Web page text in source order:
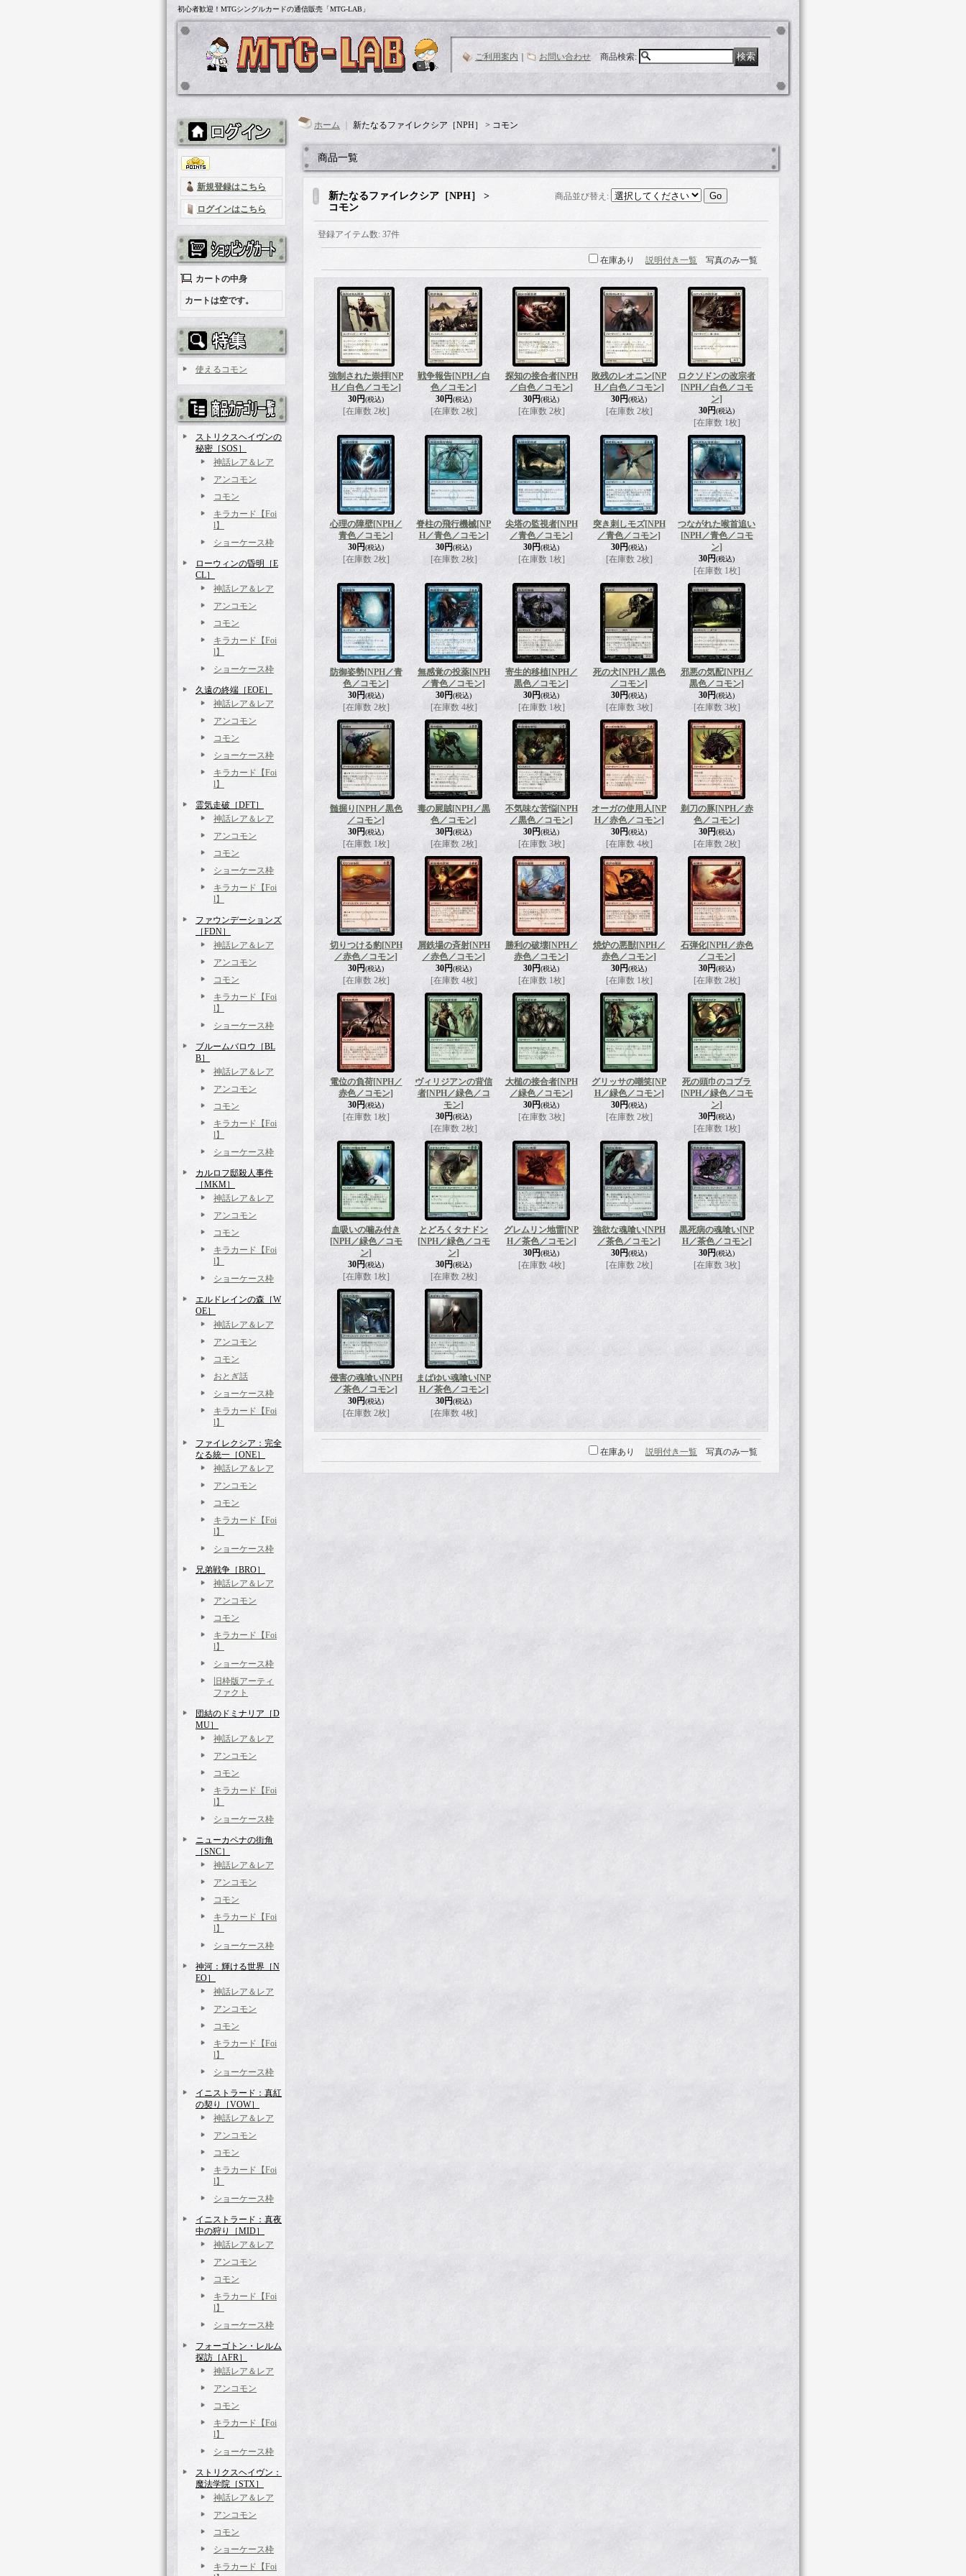
初心者歓迎！MTGシングルカードの通信販売「MTG-LAB」
ご利用案内 お問い合わせ 商品検索:
新規登録はこちら
ログインはこちら
カートの中身
カートは空です。
使えるコモン
ストリクスヘイヴンの
秘密［SOS］
神話レア＆レア
アンコモン
コモン
キラカード【Foi
l】
ショーケース枠
ローウィンの昏明［E
CL］
神話レア＆レア
アンコモン
コモン
キラカード【Foi
l】
ショーケース枠
久遠の終端［EOE］
神話レア＆レア
アンコモン
コモン
ショーケース枠
キラカード【Foi
l】
霊気走破［DFT］
神話レア＆レア
アンコモン
コモン
ショーケース枠
キラカード【Foi
l】
ファウンデーションズ
［FDN］
神話レア＆レア
アンコモン
コモン
キラカード【Foi
l】
ショーケース枠
ブルームバロウ［BL
B］
神話レア＆レア
アンコモン
コモン
キラカード【Foi
l】
ショーケース枠
カルロフ邸殺人事件
［MKM］
神話レア＆レア
アンコモン
コモン
キラカード【Foi
l】
ショーケース枠
エルドレインの森［W
OE］
神話レア＆レア
アンコモン
コモン
おとぎ話
ショーケース枠
キラカード【Foi
l】
ファイレクシア：完全
なる統一［ONE］
神話レア＆レア
アンコモン
コモン
キラカード【Foi
l】
ショーケース枠
兄弟戦争［BRO］
神話レア＆レア
アンコモン
コモン
キラカード【Foi
l】
ショーケース枠
旧枠版アーティ
ファクト
団結のドミナリア［D
MU］
神話レア＆レア
アンコモン
コモン
キラカード【Foi
l】
ショーケース枠
ニューカペナの街角
［SNC］
神話レア＆レア
アンコモン
コモン
キラカード【Foi
l】
ショーケース枠
神河：輝ける世界［N
EO］
神話レア＆レア
アンコモン
コモン
キラカード【Foi
l】
ショーケース枠
イニストラード：真紅
の契り［VOW］
神話レア＆レア
アンコモン
コモン
キラカード【Foi
l】
ショーケース枠
イニストラード：真夜
中の狩り［MID］
神話レア＆レア
アンコモン
コモン
キラカード【Foi
l】
ショーケース枠
フォーゴトン・レルム
探訪［AFR］
神話レア＆レア
アンコモン
コモン
キラカード【Foi
l】
ショーケース枠
ストリクスヘイヴン：
魔法学院［STX］
神話レア＆レア
アンコモン
コモン
ショーケース枠
キラカード【Foi
ホーム 新たなるファイレクシア［NPH］ > コモン
商品一覧
新たなるファイレクシア［NPH］ >
コモン
商品並び替え :
登録アイテム数: 37件
在庫あり 説明付き一覧 写真のみ一覧
強制された崇拝[NP
H／白色／コモン]
30円(税込)
[在庫数 2枚]
戦争報告[NPH／白
色／コモン]
30円(税込)
[在庫数 2枚]
探知の接合者[NPH
／白色／コモン]
30円(税込)
[在庫数 2枚]
敗残のレオニン[NP
H／白色／コモン]
30円(税込)
[在庫数 2枚]
ロクソドンの改宗者
[NPH／白色／コモ
ン]
30円(税込)
[在庫数 1枚]
心理の障壁[NPH／
青色／コモン]
30円(税込)
[在庫数 2枚]
脊柱の飛行機械[NP
H／青色／コモン]
30円(税込)
[在庫数 2枚]
尖塔の監視者[NPH
／青色／コモン]
30円(税込)
[在庫数 1枚]
突き刺しモズ[NPH
／青色／コモン]
30円(税込)
[在庫数 2枚]
つながれた喉首追い
[NPH／青色／コモ
ン]
30円(税込)
[在庫数 1枚]
防御姿勢[NPH／青
色／コモン]
30円(税込)
[在庫数 2枚]
無感覚の投薬[NPH
／青色／コモン]
30円(税込)
[在庫数 4枚]
寄生的移植[NPH／
黒色／コモン]
30円(税込)
[在庫数 1枚]
死の犬[NPH／黒色
／コモン]
30円(税込)
[在庫数 3枚]
邪悪の気配[NPH／
黒色／コモン]
30円(税込)
[在庫数 3枚]
髄掘り [NPH／黒色
／コモン]
30円(税込)
[在庫数 1枚]
毒の屍賊[NPH／黒
色／コモン]
30円(税込)
[在庫数 2枚]
不気味な苦悩[NPH
／黒色／コモン]
30円(税込)
[在庫数 3枚]
オーガの使用人 [NP
H／赤色／コモン]
30円(税込)
[在庫数 4枚]
剃刀の豚[NPH／赤
色／コモン]
30円(税込)
[在庫数 2枚]
切りつける豹[NPH
／赤色／コモン]
30円(税込)
[在庫数 2枚]
屑鉄場の斉射[NPH
／赤色／コモン]
30円(税込)
[在庫数 4枚]
勝利の破壊[NPH／
赤色／コモン]
30円(税込)
[在庫数 1枚]
焼炉の悪獣[NPH／
赤色／コモン]
30円(税込)
[在庫数 1枚]
石弾化[NPH／赤色
／コモン]
30円(税込)
[在庫数 2枚]
電位の負荷[NPH／
赤色／コモン]
30円(税込)
[在庫数 1枚]
ヴィリジアンの背信
者[NPH／緑色／コ
モン]
30円(税込)
[在庫数 2枚]
大槌の接合者[NPH
／緑色／コモン]
30円(税込)
[在庫数 3枚]
グリッサの嘲笑[NP
H／緑色／コモン]
30円(税込)
[在庫数 2枚]
死の頭巾のコブラ
[NPH／緑色／コモ
ン]
30円(税込)
[在庫数 1枚]
血吸いの噛み付き
[NPH／緑色／コモ
ン]
30円(税込)
[在庫数 1枚]
とどろくタナドン
[NPH／緑色／コモ
ン]
30円(税込)
[在庫数 2枚]
グレムリン地雷[NP
H／茶色／コモン]
30円(税込)
[在庫数 4枚]
強欲な魂喰い[NPH
／茶色／コモン]
30円(税込)
[在庫数 2枚]
黒死病の魂喰い[NP
H／茶色／コモン]
30円(税込)
[在庫数 3枚]
侵害の魂喰い[NPH
／茶色／コモン]
30円(税込)
[在庫数 2枚]
まばゆい魂喰い[NP
H／茶色／コモン]
30円(税込)
[在庫数 4枚]
在庫あり 説明付き一覧 写真のみ一覧